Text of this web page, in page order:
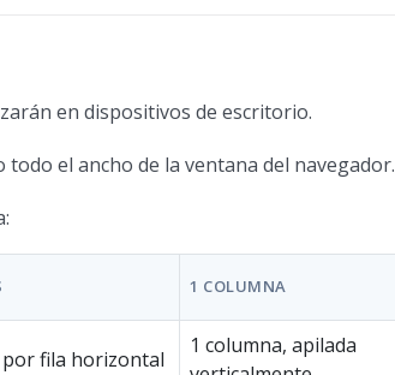
en dispositivos de escritorio.
el ancho de la ventana del navegador.
1 COLUMNA
por fila horizontal
1 columna, apilada